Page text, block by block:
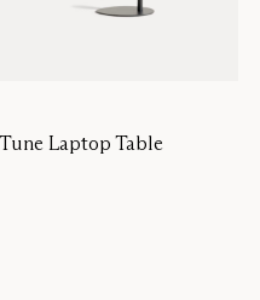
Tune Laptop Table